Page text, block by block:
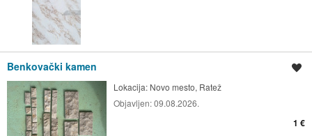
Benkovački kamen
Lokacija: Novo mesto, Ratež
Objavljen:09.08.2026.
1 €